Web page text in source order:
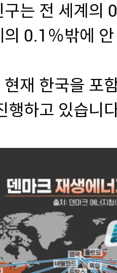
는 전 세계의
의 0.1％밖에
재 한국을 포
행하고 있습니